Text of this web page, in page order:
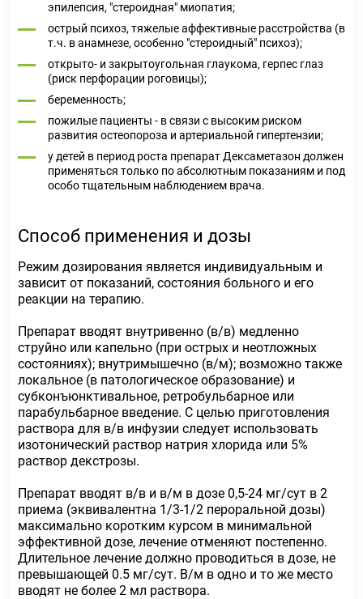
эпилепсия, "стероидная" миопатия;
острый психоз, тяжелые аффективные расстройства (в
т.ч. в анамнезе, особенно "стероидный" психоз);
открыто- и закрытоугольная глаукома, герпес глаз
(риск перфорации роговицы);
беременность;
пожилые пациенты - в связи с высоким риском
развития остеопороза и артериальной гипертензии;
у детей в период роста препарат Дексаметазон должен
применяться только по абсолютным показаниям и под
особо тщательным наблюдением врача.
Способ применения и дозы
Режим дозирования является индивидуальным и
зависит от показаний, состояния больного и его
реакции на терапию.
Препарат вводят внутривенно (в/в) медленно
струйно или капельно (при острых и неотложных
состояниях); внутримышечно (в/м); возможно также
локальное (в патологическое образование) и
субконъюнктивальное, ретробульбарное или
парабульбарное введение. С целью приготовления
раствора для в/в инфузии следует использовать
изотонический раствор натрия хлорида или 5%
раствор декстрозы.
Препарат вводят в/в и в/м в дозе 0,5-24 мг/сут в 2
приема (эквивалентна 1/3-1/2 пероральной дозы)
максимально коротким курсом в минимальной
эффективной дозе, лечение отменяют постепенно.
Длительное лечение должно проводиться в дозе, не
превышающей 0.5 мг/сут. В/м в одно и то же место
вводят не более 2 мл раствора.